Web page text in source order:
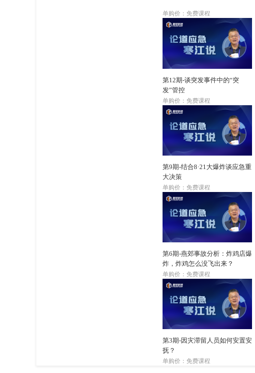
单购价：免费课程
第12期-谈突发事件中的“突
发”管控
单购价：免费课程
第9期-结合8·21大爆炸谈应急重
大决策
单购价：免费课程
第6期-燕郊事故分析：炸鸡店爆
炸，炸鸡怎么没飞出来？
单购价：免费课程
第3期-因灾滞留人员如何安置安
抚？
单购价：免费课程